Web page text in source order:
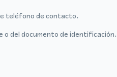
teléfono de contacto.
o del documento de identificación.